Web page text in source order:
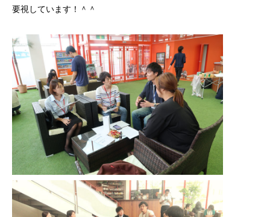
要視しています！＾＾